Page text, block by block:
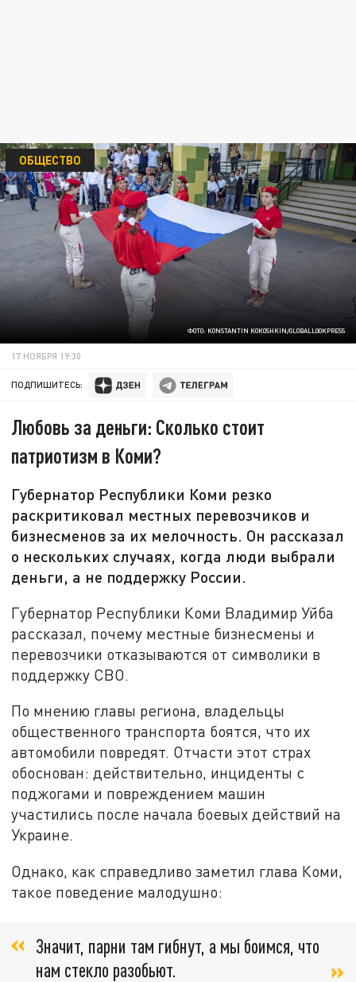
ФОТО: KONSTANTIN KOKOSHKIN/GLOBALLOOKPRESS
ОБЩЕСТВО
17 НОЯБРЯ 19:30
ПОДПИШИТЕСЬ:
Любовь за деньги: Сколько стоит
патриотизм в Коми?
Губернатор Республики Коми резко
раскритиковал местных перевозчиков и
бизнесменов за их мелочность. Он рассказал
о нескольких случаях, когда люди выбрали
деньги, а не поддержку России.
Губернатор Республики Коми Владимир Уйба
рассказал, почему местные бизнесмены и
перевозчики отказываются от символики в
поддержку СВО.
По мнению главы региона, владельцы
общественного транспорта боятся, что их
автомобили повредят. Отчасти этот страх
обоснован: действительно, инциденты с
поджогами и повреждением машин
участились после начала боевых действий на
Украине.
Однако, как справедливо заметил глава Коми,
такое поведение малодушно:
Значит, парни там гибнут, а мы боимся, что
нам стекло разобьют.